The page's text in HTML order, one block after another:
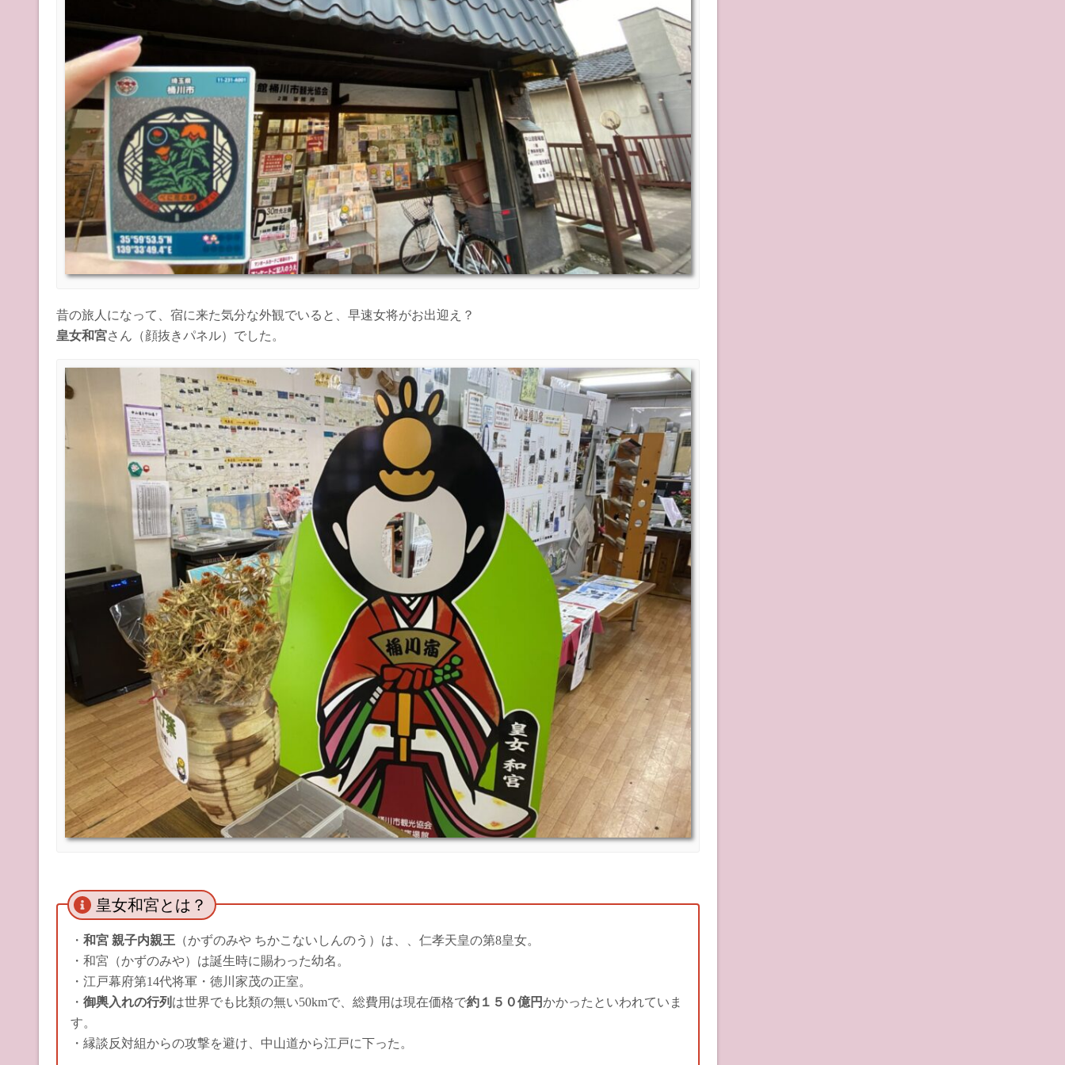
昔の旅人になって、宿に来た気分な外観でいると、早速女将がお出迎え？
皇女和宮さん（顔抜きパネル）でした。
皇女和宮とは？
・ 和宮 親子内親王 （かずのみや ちかこないしんのう）は、、仁孝天皇の第8皇女。
・和宮（かずのみや）は誕生時に賜わった幼名。
・江戸幕府第14代将軍・徳川家茂の正室。
・ 御輿入れの行列 は世界でも比類の無い50kmで、総費用は現在価格で約１５０億円かかったといわれていま
す。
・縁談反対組からの攻撃を避け、中山道から江戸に下った。